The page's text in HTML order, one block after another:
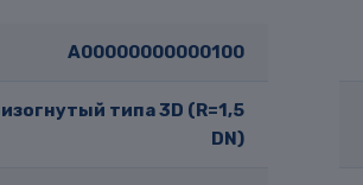
A00000000000100
типа 3D (R=1,5
DN)